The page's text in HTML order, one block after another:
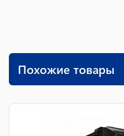
Похожие товары